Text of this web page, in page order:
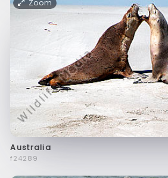
Zoom
Australia
f24289